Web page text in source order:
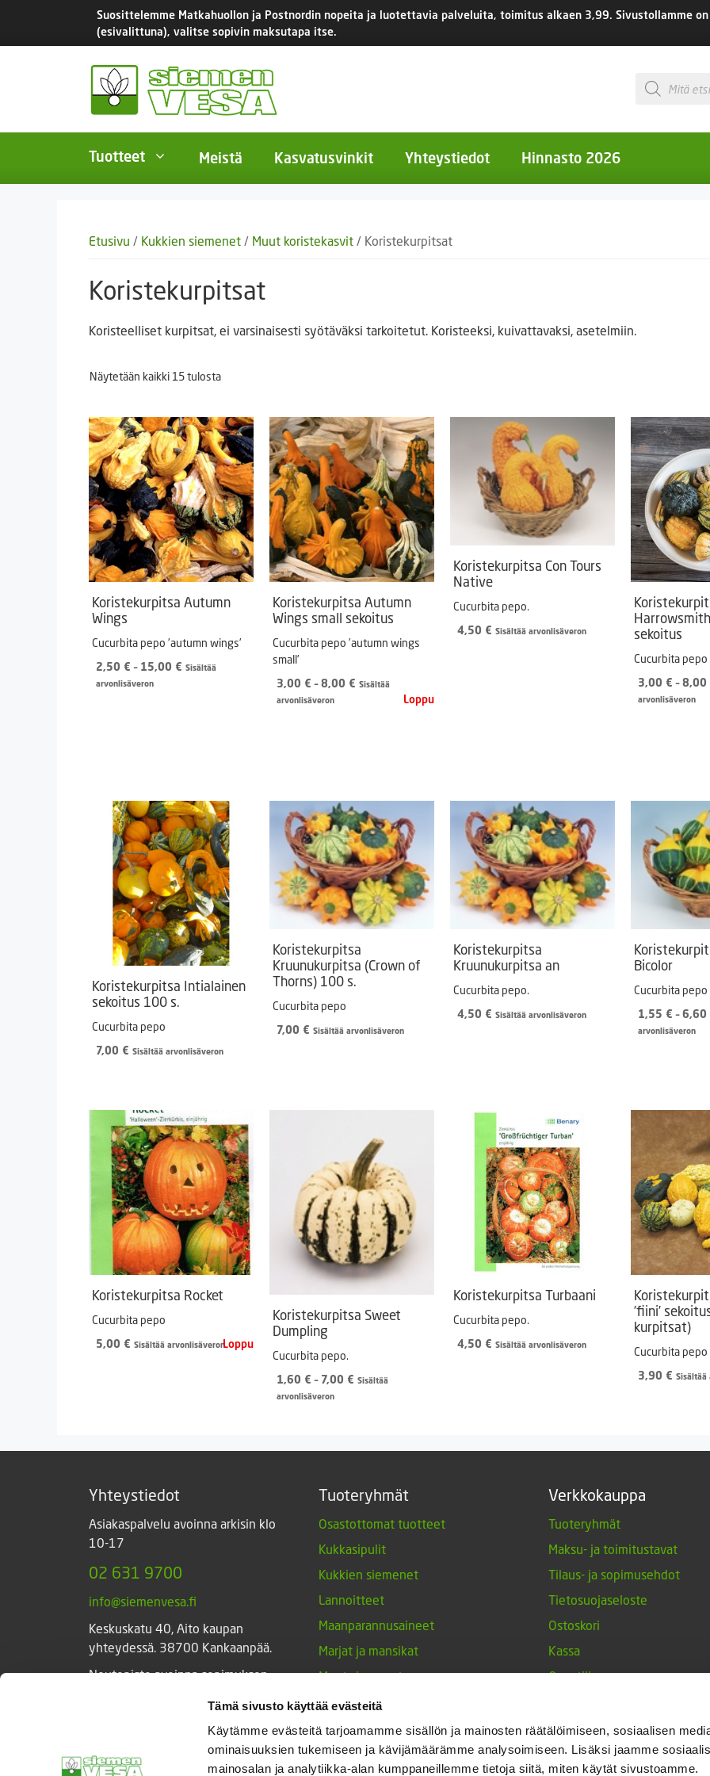
Tämä sivusto käyttää evästeitä
Käytämme evästeitä tarjoamamme sisällön ja mainosten räätälöimiseen, sosiaalisen
ominaisuuksien tukemiseen ja kävijämäärämme analysoimiseen. Lisäksi jaamme
mainosalan ja analytiikka-alan kumppaneillemme tietoja siitä, miten käytät sivustoamme.
Suosittelemme Matkahuollon ja Postnordin nopeita ja luotettavia palveluita, toimitus alkaen 3,99. Sivustollamme
(esivalittuna), valitse sopivin maksutapa itse.
Products
search
Tuotteet
Istukassipulit
Meistä Kasvatusvinkit Yhteystiedot Hinnasto 2026
Etusivu / Kukkien siemenet / Muut koristekasvit / Koristekurpitsat
Koristekurpitsat
Koristeelliset kurpitsat, ei varsinaisesti syötäväksi tarkoitetut. Koristeeksi, kuivattavaksi, asetelmiin.
Näytetään kaikki 15 tulosta
Koristekurpitsa Autumn
Wings
Cucurbita pepo ’autumn wings’
2,50 € – 15,00 € Hintaluokka:
Sisältää
arvonlisäveron
Koristekurpitsa Autumn
Wings small sekoitus
Cucurbita pepo ’autumn wings
small’
3,00 € – 8,00 € Hintaluokka:
Sisältää
arvonlisäveron
Koristekurpitsa Con Tours
Native
Cucurbita pepo.
4,50 € Sisältää arvonlisäveron
sekoitus
Cucurbita pepo
3,00 € – 8,00
arvonlisäveron
Koristekurpitsa Intialainen
sekoitus 100 s.
Cucurbita pepo
7,00 € Sisältää arvonlisäveron
Koristekurpitsa
Kruunukurpitsa (Crown of
Thorns) 100 s.
Cucurbita pepo
7,00 € Sisältää arvonlisäveron
Koristekurpitsa
Kruunukurpitsa an
Cucurbita pepo.
4,50 € Sisältää arvonlisäveron
Bicolor
Cucurbita pepo
1,55 € – 6,60
arvonlisäveron
Koristekurpitsa Rocket
Cucurbita pepo
5,00 € Sisältää arvonlisäveron
Koristekurpitsa Sweet
Dumpling
Cucurbita pepo.
1,60 € – 7,00 € Hintaluokka:
Sisältää
arvonlisäveron
Koristekurpitsa Turbaani
Cucurbita pepo.
4,50 € Sisältää arvonlisäveron
’fiini’
kurpitsat)
Cucurbita pepo
3,90 € Sisältää
Yhteystiedot
Asiakaspalvelu avoinna arkisin klo
10-17
02 631 9700
info@siemenvesa.fi
Keskuskatu 40, Aito kaupan
yhteydessä. 38700 Kankaanpää.
Noutopiste avoinna sopimuksen
Tuoteryhmät
Osastottomat tuotteet
Kukkasipulit
Kukkien siemenet
Lannoitteet
Maanparannusaineet
Marjat ja mansikat
Muut siemenet
Muut tuotteet
Siemenperunat
Tarvikkeet
Verkkokauppa
Tuoteryhmät
Maksu- ja toimitustavat
Tilaus- ja sopimusehdot
Tietosuojaseloste
Ostoskori
Kassa
Oma tili